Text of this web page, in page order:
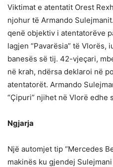
Viktimat e atentatit Orest
njohur të Armando
qenë objektiv i atentatorëve
lagjen “Pavarësia” të Vlorës,
banesës së tij. 42-vjeçari,
në krah, ndërsa deklaroi në
atentatorët. Armando
“Çipuri” njihet në Vlorë edhe
Ngjarja
Një automjet tip “Mercedes
makinës ku gjendej